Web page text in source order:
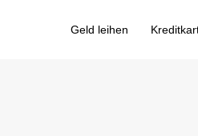
Geld leihen